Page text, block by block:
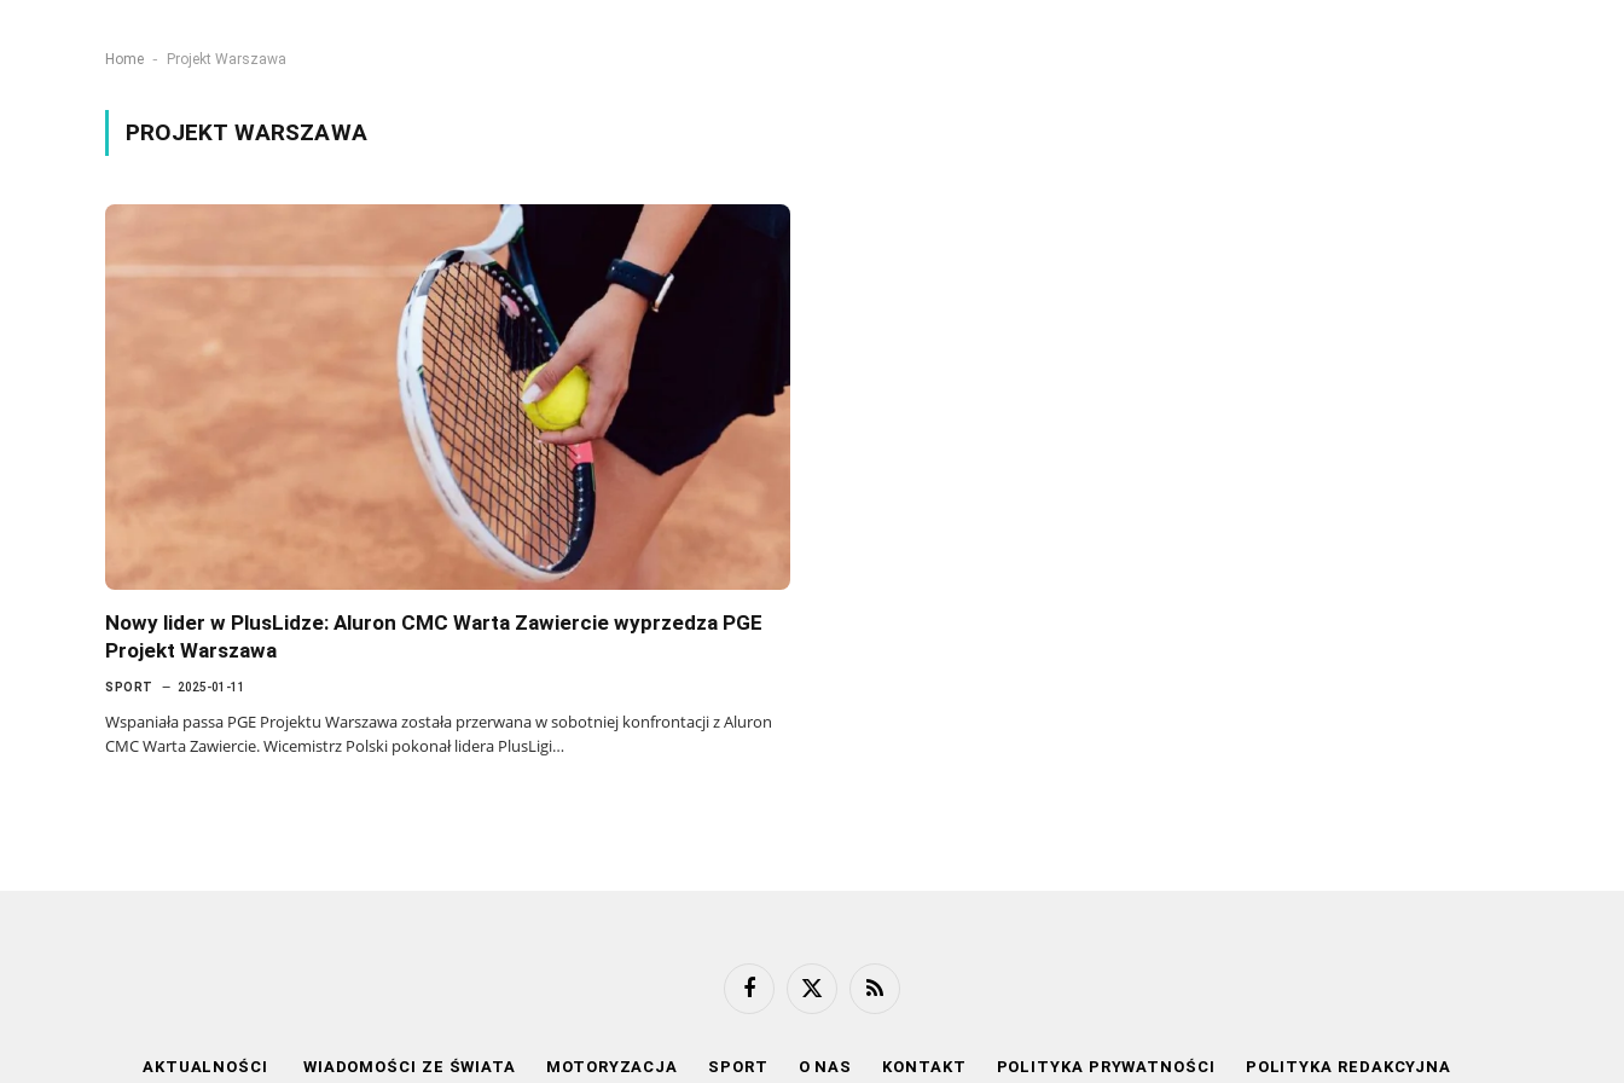
Home - Projekt Warszawa
PROJEKT WARSZAWA
Nowy lider w PlusLidze: Aluron CMC Warta Zawiercie wyprzedza PGE
Projekt Warszawa
SPORT 2025-01-11
Wspaniała passa PGE Projektu Warszawa została przerwana w sobotniej konfrontacji z Aluron
CMC Warta Zawiercie. Wicemistrz Polski pokonał lidera PlusLigi…
FacebookX
RSS
AKTUALNOŚCI WIADOMOŚCI ZE ŚWIATA MOTORYZACJA SPORT O NAS KONTAKT POLITYKA PRYWATNOŚCI POLITYKA REDAKCYJNA